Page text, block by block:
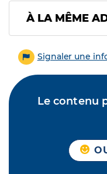
À LA MÊME
Signaler une
Le contenu